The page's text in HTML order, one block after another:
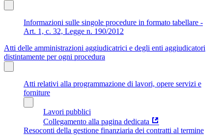
Informazioni sulle singole procedure in formato tabellare -
Art. 1, c. 32, Legge n. 190/2012
Atti delle amministrazioni aggiudicatrici e degli enti aggiudicatori
distintamente per ogni procedura
Atti relativi alla programmazione di lavori, opere servizi e
forniture
Lavori pubblici
Collegamento alla pagina dedicata
Resoconti della gestione finanziaria dei contratti al termine